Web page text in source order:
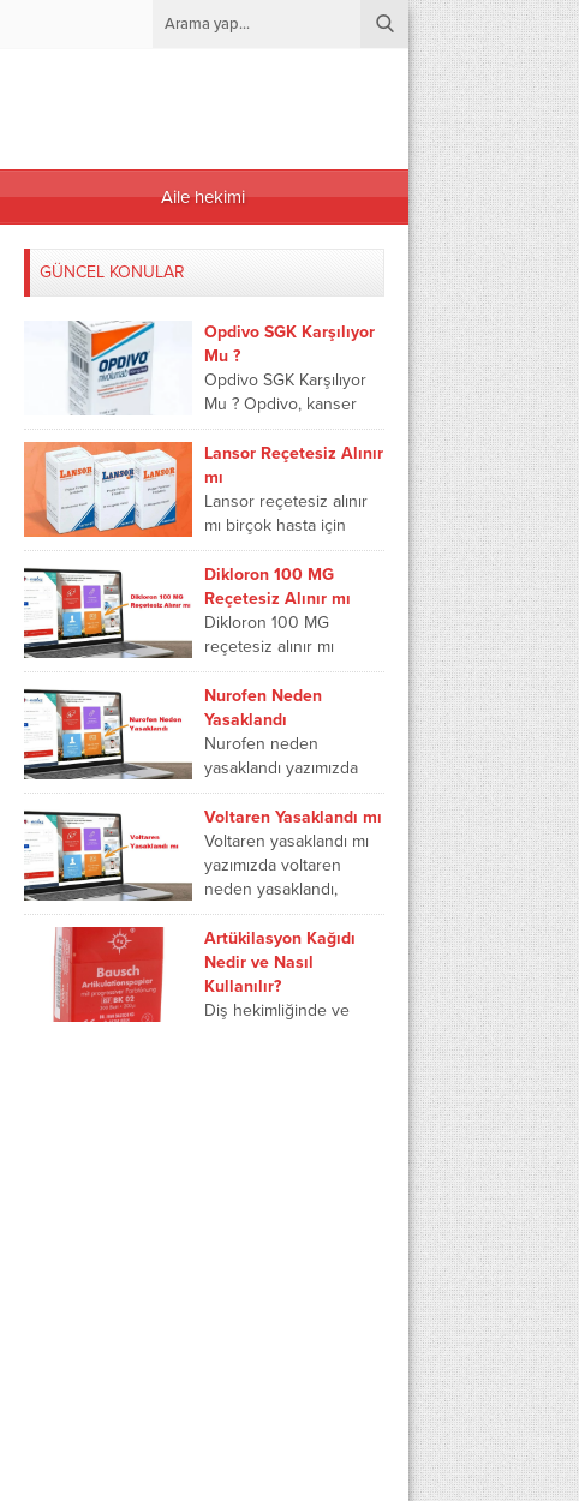
Aile hekimi
GÜNCEL KONULAR
Opdivo SGK Karşılıyor
Mu ?
Opdivo SGK Karşılıyor
Mu ? Opdivo, kanser
tedavisinde kullanılan
bir immünoterapi ilacıdır.
Bu ilaç, bağışıklık
sisteminin kanser
hücrelerini daha etkili
bir...
Lansor Reçetesiz Alınır
mı
Lansor reçetesiz alınır
mı birçok hasta için
önemli bir sorudur.
Lansor mide koruyucu
ilaç olarak
kullanılmaktadır. Mide
koruyucu özelliğinin
yanı...
Dikloron 100 MG
Reçetesiz Alınır mı
Dikloron 100 MG
reçetesiz alınır mı
yazımızda dikloron 100
mg nedir ne için
kullanılır, dikloron adet
ağrısına iyi gelirmi ve...
Nurofen Neden
Yasaklandı
Nurofen neden
yasaklandı yazımızda
nurofen cold flu neden
yasaklandı, nurofen
yasaklandı mı, nurofen
iltihap giderir mi,
nurofen ne zaman
etkisini...
Voltaren Yasaklandı mı
Voltaren yasaklandı mı
yazımızda voltaren
neden yasaklandı,
voltaren krem ne zaman
kullanılır, voltaren krem
içinde ne var ve
voltaren emulgel...
Artükilasyon Kağıdı
Nedir ve Nasıl
Kullanılır?
Diş hekimliğinde ve